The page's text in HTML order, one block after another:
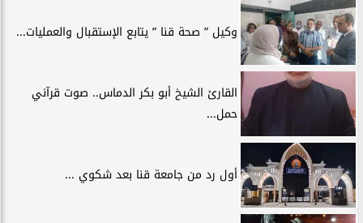
وكيل ” صحة قنا ” يتابع الإستقبال والعمليات...
القارئ الشيخ أبو بكر الدماس.. صوت قرآني
حمل...
أول رد من جامعة قنا بعد شكوي ...